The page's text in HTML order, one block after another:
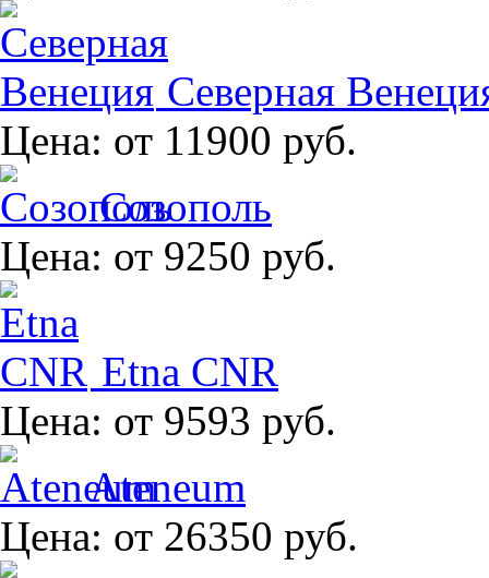
Северная
Цена: от 11900 руб.
Созополь
Цена: от 9250 руб.
Etna CNR
Цена: от 9593 руб.
Ateneum
Цена: от 26350 руб.